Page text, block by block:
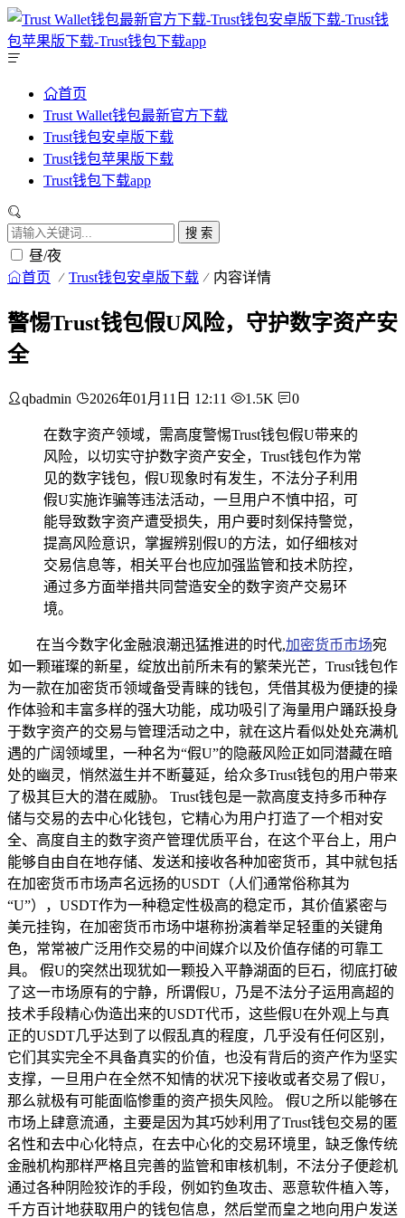
首页
Trust Wallet钱包最新官方下载
Trust钱包安卓版下载
Trust钱包苹果版下载
Trust钱包下载app
搜 索
昼/夜
首页 Trust钱包安卓版下载 内容详情
警惕Trust钱包假U风险，守护数字资产安
全
qbadmin 2026年01月11日 12:11 1.5K 0
在数字资产领域，需高度警惕Trust钱包假U带来的
风险，以切实守护数字资产安全，Trust钱包作为常
见的数字钱包，假U现象时有发生，不法分子利用
假U实施诈骗等违法活动，一旦用户不慎中招，可
能导致数字资产遭受损失，用户要时刻保持警觉，
提高风险意识，掌握辨别假U的方法，如仔细核对
交易信息等，相关平台也应加强监管和技术防控，
通过多方面举措共同营造安全的数字资产交易环
境。
在当今数字化金融浪潮迅猛推进的时代,加密货币市场宛
如一颗璀璨的新星，绽放出前所未有的繁荣光芒，Trust钱包作
为一款在加密货币领域备受青睐的钱包，凭借其极为便捷的操
作体验和丰富多样的强大功能，成功吸引了海量用户踊跃投身
于数字资产的交易与管理活动之中，就在这片看似处处充满机
遇的广阔领域里，一种名为“假U”的隐蔽风险正如同潜藏在暗
处的幽灵，悄然滋生并不断蔓延，给众多Trust钱包的用户带来
了极其巨大的潜在威胁。 Trust钱包是一款高度支持多币种存
储与交易的去中心化钱包，它精心为用户打造了一个相对安
全、高度自主的数字资产管理优质平台，在这个平台上，用户
能够自由自在地存储、发送和接收各种加密货币，其中就包括
在加密货币市场声名远扬的USDT（人们通常俗称其为
“U”），USDT作为一种稳定性极高的稳定币，其价值紧密与
美元挂钩，在加密货币市场中堪称扮演着举足轻重的关键角
色，常常被广泛用作交易的中间媒介以及价值存储的可靠工
具。 假U的突然出现犹如一颗投入平静湖面的巨石，彻底打破
了这一市场原有的宁静，所谓假U，乃是不法分子运用高超的
技术手段精心伪造出来的USDT代币，这些假U在外观上与真
正的USDT几乎达到了以假乱真的程度，几乎没有任何区别，
它们其实完全不具备真实的价值，也没有背后的资产作为坚实
支撑，一旦用户在全然不知情的状况下接收或者交易了假U，
那么就极有可能面临惨重的资产损失风险。 假U之所以能够在
市场上肆意流通，主要是因为其巧妙利用了Trust钱包交易的匿
名性和去中心化特点，在去中心化的交易环境里，缺乏像传统
金融机构那样严格且完善的监管和审核机制，不法分子便趁机
通过各种阴险狡诈的手段，例如钓鱼攻击、恶意软件植入等，
千方百计地获取用户的钱包信息，然后堂而皇之地向用户发送